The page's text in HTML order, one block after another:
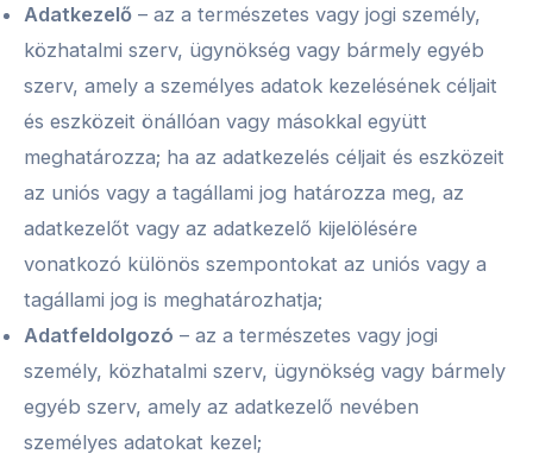
Adatkezelő – az a természetes vagy jogi személy,
közhatalmi szerv, ügynökség vagy bármely egyéb
szerv, amely a személyes adatok kezelésének céljait
és eszközeit önállóan vagy másokkal együtt
meghatározza; ha az adatkezelés céljait és eszközeit
az uniós vagy a tagállami jog határozza meg, az
adatkezelőt vagy az adatkezelő kijelölésére
vonatkozó különös szempontokat az uniós vagy a
tagállami jog is meghatározhatja;
Adatfeldolgozó – az a természetes vagy jogi
személy, közhatalmi szerv, ügynökség vagy bármely
egyéb szerv, amely az adatkezelő nevében
személyes adatokat kezel;